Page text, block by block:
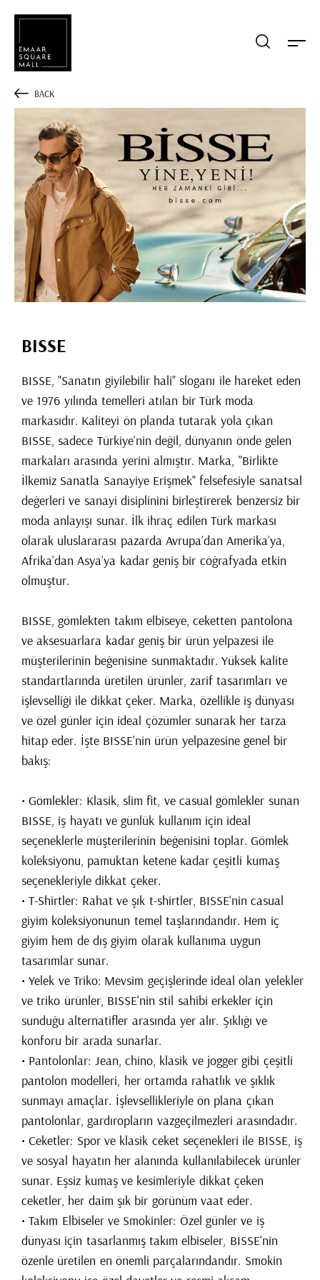
BACK
BISSE
BISSE, "Sanatın giyilebilir hali" sloganı ile hareket eden
ve 1976 yılında temelleri atılan bir Türk moda
markasıdır. Kaliteyi ön planda tutarak yola çıkan
BISSE, sadece Türkiye’nin değil, dünyanın önde gelen
markaları arasında yerini almıştır. Marka, "Birlikte
İlkemiz Sanatla Sanayiye Erişmek" felsefesiyle sanatsal
değerleri ve sanayi disiplinini birleştirerek benzersiz bir
moda anlayışı sunar. İlk ihraç edilen Türk markası
olarak uluslararası pazarda Avrupa’dan Amerika’ya,
Afrika’dan Asya’ya kadar geniş bir coğrafyada etkin
olmuştur.
BISSE, gömlekten takım elbiseye, ceketten pantolona
ve aksesuarlara kadar geniş bir ürün yelpazesi ile
müşterilerinin beğenisine sunmaktadır. Yüksek kalite
standartlarında üretilen ürünler, zarif tasarımları ve
işlevselliği ile dikkat çeker. Marka, özellikle iş dünyası
ve özel günler için ideal çözümler sunarak her tarza
hitap eder. İşte BISSE'nin ürün yelpazesine genel bir
bakış:
• Gömlekler: Klasik, slim fit, ve casual gömlekler sunan
BISSE, iş hayatı ve günlük kullanım için ideal
seçeneklerle müşterilerinin beğenisini toplar. Gömlek
koleksiyonu, pamuktan ketene kadar çeşitli kumaş
seçenekleriyle dikkat çeker.
• T-Shirtler: Rahat ve şık t-shirtler, BISSE'nin casual
giyim koleksiyonunun temel taşlarındandır. Hem iç
giyim hem de dış giyim olarak kullanıma uygun
tasarımlar sunar.
• Yelek ve Triko: Mevsim geçişlerinde ideal olan yelekler
ve triko ürünler, BISSE'nin stil sahibi erkekler için
sunduğu alternatifler arasında yer alır. Şıklığı ve
konforu bir arada sunarlar.
• Pantolonlar: Jean, chino, klasik ve jogger gibi çeşitli
pantolon modelleri, her ortamda rahatlık ve şıklık
sunmayı amaçlar. İşlevsellikleriyle ön plana çıkan
pantolonlar, gardıropların vazgeçilmezleri arasındadır.
• Ceketler: Spor ve klasik ceket seçenekleri ile BISSE, iş
ve sosyal hayatın her alanında kullanılabilecek ürünler
sunar. Eşsiz kumaş ve kesimleriyle dikkat çeken
ceketler, her daim şık bir görünüm vaat eder.
• Takım Elbiseler ve Smokinler: Özel günler ve iş
dünyası için tasarlanmış takım elbiseler, BISSE'nin
özenle üretilen en önemli parçalarındandır. Smokin
Mağaza, restaurant, etkinlik arama
POPÜLER ARAMALAR
Alışveriş Lezzet Eğlence
Kampanyalar Etkinlik